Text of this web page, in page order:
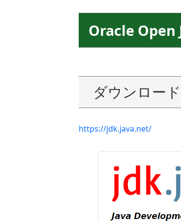
Oracle Open
ダウンロード
https://jdk.java.net/